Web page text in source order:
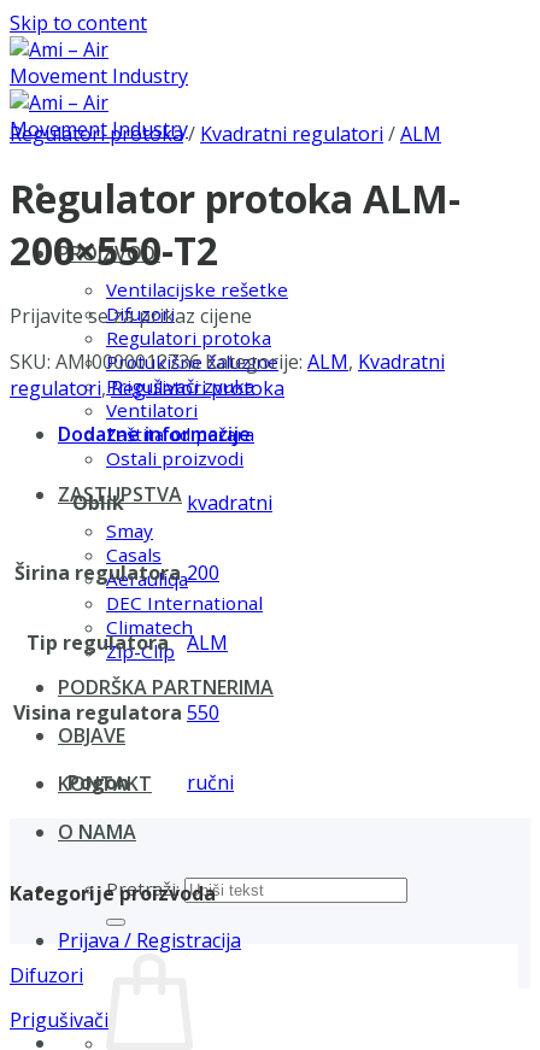
Skip to content
PROIZVODI
Ventilacijske rešetke
Difuzori
Regulatori protoka
Protukišne žaluzine
Prigušivači zvuka
Ventilatori
Zaštita od požara
Ostali proizvodi
ZASTUPSTVA
Smay
Casals
Aerauliqa
DEC International
Climatech
Zip-Clip
PODRŠKA PARTNERIMA
OBJAVE
KONTAKT
O NAMA
Pretraži:
Prijava / Registracija
Regulatori protoka/ Kvadratni regulatori /ALM
Regulator protoka ALM-
200×550-T2
Prijavite se za prikaz cijene
SKU: AMI0000012736 Kategorije: ALM, Kvadratni
regulatori,Regulatori protoka
Dodatne informacije
Oblik kvadratni
Širina regulatora 200
Tip regulatora ALM
Visina regulatora 550
Pogon ručni
Kategorije proizvoda
Difuzori
Prigušivači